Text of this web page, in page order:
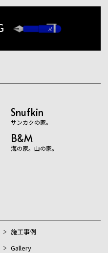
Snufkin
サンカクの家。
B&M
海の家。山の家。
施工事例
Gallery